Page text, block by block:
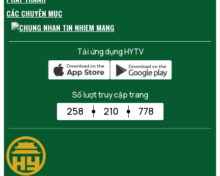
CÁC CHUYÊN MỤC
Tải ứng dụng HYTV
Số lượt truy cập trang
258 210 778